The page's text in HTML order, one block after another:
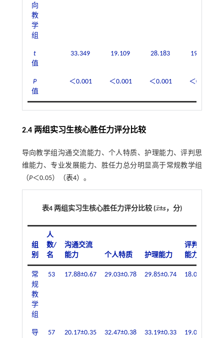
向
教
学
组
t
值
33.349 19.109 28.183 19.861
P
值
＜0.001 ＜0.001 ＜0.001 ＜0.001
2.4 两组实习生核心胜任力评分比较
导向教学组沟通交流能力、个人特质、护理能力、评判思
维能力、专业发展能力、胜任力总分明显高于常规教学组
（P＜0.05）（表4）。
表4 两组实习生核心胜任力评分比较 (x
¯
x¯±s，分)
组
别
人
数/
名
沟通交流
能力
个人特质 护理能力
评判思维
能力
常
规
教
学
组
53 17.88±0.67 29.03±0.78 29.85±0.74 18.01±0.50
导
57 20.17±0.35 32.47±0.38 33.19±0.33 19.03±0.40